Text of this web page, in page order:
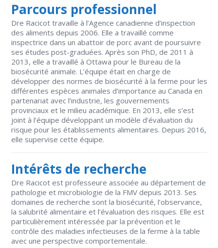
Parcours professionnel
Dre Racicot travaille à l’Agence canadienne d’inspection
des aliments depuis 2006. Elle a travaillé comme
inspectrice dans un abattoir de porc avant de poursuivre
ses études post-graduées. Après son PhD, de 2011 à
2013, elle a travaillé à Ottawa pour le Bureau de la
biosécurité animale. L’équipe était en charge de
développer des normes de biosécurité à la ferme pour les
différentes espèces animales d’importance au Canada en
partenariat avec l’industrie, les gouvernements
provinciaux et le milieu académique. En 2013, elle s’est
joint à l’équipe développant un modèle d’évaluation du
risque pour les établissements alimentaires. Depuis 2016,
elle supervise cette équipe.
Intérêts de recherche
Dre Racicot est professeure associée au département de
pathologie et microbiologie de la FMV depuis 2013. Ses
domaines de recherche sont la biosécurité, l’observance,
la salubrité alimentaire et l’évaluation des risques. Elle est
particulièrement intéressée par la prévention et le
contrôle des maladies infectieuses de la ferme à la table
avec une perspective comportementale.